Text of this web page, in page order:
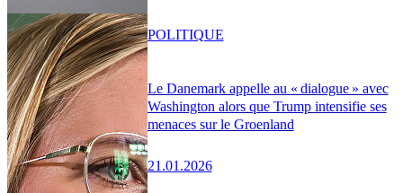
Le Danemark appelle au « dialogue » avec
Washington alors que Trump intensifie ses
menaces sur le Groenland
21.01.2026
POLITIQUE